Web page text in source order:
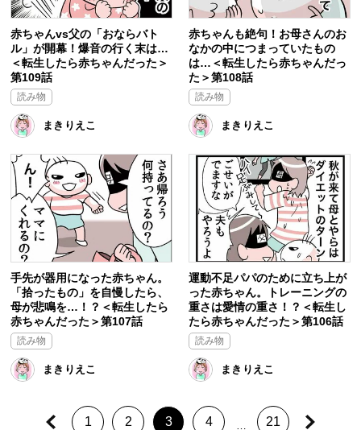
赤ちゃんvs父の「おならバト
ル」が開幕！爆音の行く末は…
＜転生したら赤ちゃんだった＞
第109話
読み物
まきりえこ
赤ちゃんも絶句！お母さんのお
なかの中につまっていたもの
は…＜転生したら赤ちゃんだっ
た＞第108話
読み物
まきりえこ
手先が器用になった赤ちゃん。
「拾ったもの」を自慢したら、
母が悲鳴を…！？＜転生したら
赤ちゃんだった＞第107話
読み物
まきりえこ
運動不足パパのために立ち上が
った赤ちゃん。トレーニングの
重さは愛情の重さ！？＜転生し
たら赤ちゃんだった＞第106話
読み物
まきりえこ
1 2 3 4 … 21